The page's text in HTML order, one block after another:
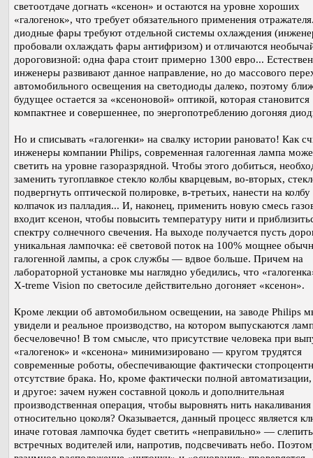
светоотдаче догнать «ксенон» и остаются на уровне хороших
«галогенок», что требует обязательного применения
диодные фары требуют отдельной системы охлаждения
пробовали охлаждать фары антифризом) и отличаются
дороговизной: одна фара стоит примерно 1300 евро...
инженеры развивают данное направление, но до массового
автомобильного освещения на светодиоды далеко, поэтому
будущее остается за «ксеноновой» оптикой, которая становится
компактнее и совершеннее, по энергопотреблению догоняя
Но и списывать «галогенки» на свалку истории рановато! Как
инженеры компании Philips, современная галогенная лампа
светить на уровне газоразрядной. Чтобы этого добиться,
заменить тугоплавкое стекло колбы кварцевым, во-вторых,
подвергнуть оптической полировке, в-третьих, нанести на колбу
колпачок из палладия... И, наконец, применить новую смесь
входит ксенон, чтобы повысить температуру нити и
спектру солнечного свечения. На выходе получается пусть
уникальная лампочка: её световой поток на 100% мощнее
галогенной лампы, а срок службы — вдвое больше. Причем на
лабораторной установке мы наглядно убедились, что
X-treme Vision по светосиле действительно догоняет «ксенон».
Кроме лекции об автомобильном освещении, на заводе Philips
увидели и реальное производство, на котором выпускаются
бесчеловечно! В том смысле, что присутствие человека при
«галогенок» и «ксенона» минимизировано — кругом трудятся
современные роботы, обеспечивающие фактически
отсутствие брака. Но, кроме фактически полной
и другое: зачем нужен составной цоколь и дополнительная
производственная операция, чтобы выровнять нить накаливания
относительно цоколя? Оказывается, данный процесс является
иначе готовая лампочка будет светить «неправильно» — слепить
встречных водителей или, напротив, подсвечивать небо.